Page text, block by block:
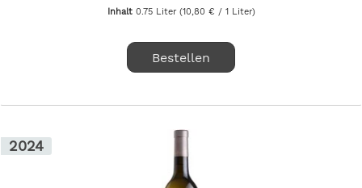
Inhalt 0.75 Liter (10,80 € / 1 Liter)
Bestellen
2024